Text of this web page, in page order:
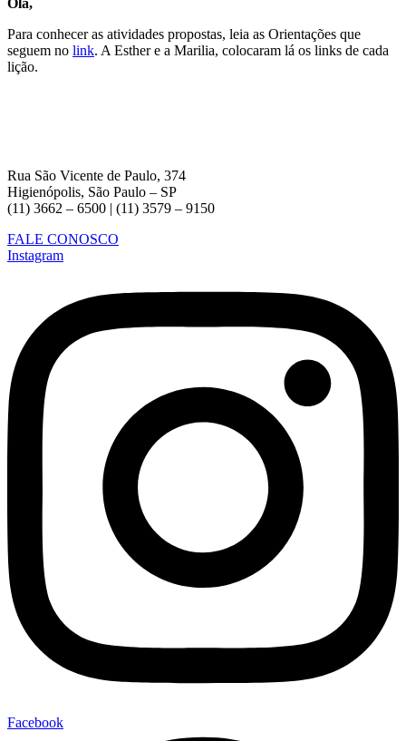
Para conhecer as atividades propostas, leia as Orientações que
seguem no link. A Esther e a Marilia, colocaram lá os links de cada
lição.
Rua São Vicente de Paulo, 374
Higienópolis, São Paulo – SP
(11) 3662 – 6500 | (11) 3579 – 9150
FALE CONOSCO
Instagram
Facebook